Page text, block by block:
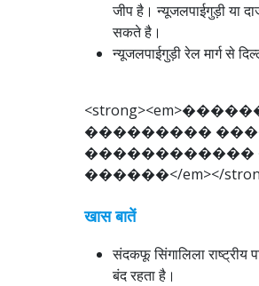
जीप है। न्यूजलपाईगुड़ी या
सकते है।
न्यूजलपाईगुड़ी रेल मार्ग से
<strong><em>�����
��������� ���
������������
������</em></stron
खास बातें
संदकफू सिंगालिला राष्ट्रीय
बंद रहता है।